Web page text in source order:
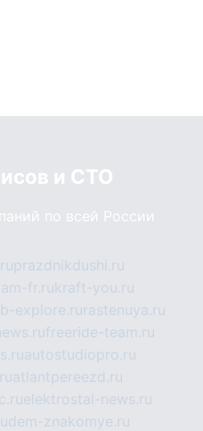
и СТО
по всей России
prazdnikdushi.ru
fr.rukraft-you.ru
explore.ru rastenuya.ru
freeride-team.ru
autostudiopro.ru
atlantpereezd.ru
elektrostal-news.ru
znakomye.ru